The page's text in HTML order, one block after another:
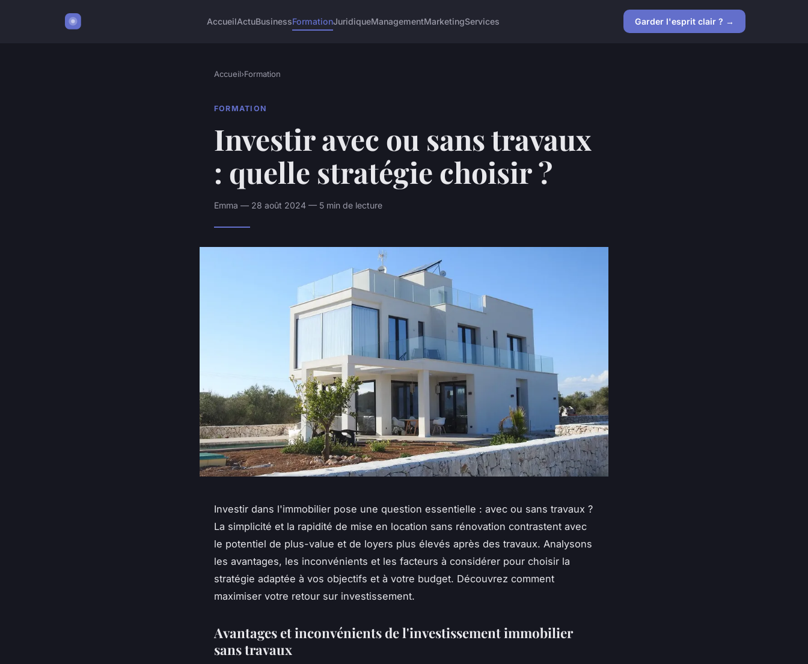
AccueilActuBusinessFormationJuridiqueManagementMarketingServices Garder l'esprit clair ? →
Accueil›Formation
FORMATION
Investir avec ou sans travaux
: quelle stratégie choisir ?
Emma — 28 août 2024 — 5 min de lecture
Investir dans l'immobilier pose une question essentielle : avec ou sans travaux ?
La simplicité et la rapidité de mise en location sans rénovation contrastent avec
le potentiel de plus-value et de loyers plus élevés après des travaux. Analysons
les avantages, les inconvénients et les facteurs à considérer pour choisir la
stratégie adaptée à vos objectifs et à votre budget. Découvrez comment
maximiser votre retour sur investissement.
Avantages et inconvénients de l'investissement immobilier
sans travaux